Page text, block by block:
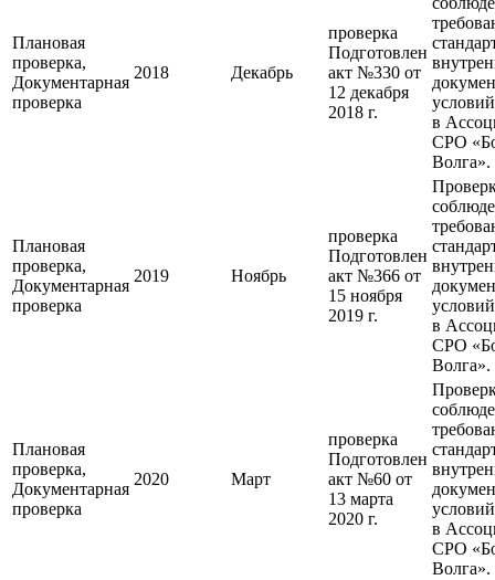
Плановая
проверка,
Документарная
проверка
2018 Декабрь
проверка
Подготовлен
акт №330 от
12 декабря
2018 г.
в
СРО
Волга».
Плановая
проверка,
Документарная
проверка
2019 Ноябрь
проверка
Подготовлен
акт №366 от
15 ноября
2019 г.
в
СРО
Волга».
Плановая
проверка,
Документарная
проверка
2020 Март
проверка
Подготовлен
акт №60 от
13 марта
2020 г.
в
СРО
Волга».